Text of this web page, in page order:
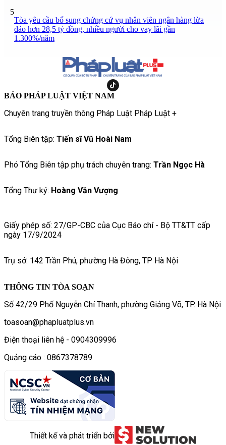
5
Tòa yêu cầu bổ sung chứng cứ vụ nhân viên ngân hàng lừa
đảo hơn 28,5 tỷ đồng, nhiều người cho vay lãi gần
1.300%/năm
BÁO PHÁP LUẬT VIỆT NAM
Chuyên trang truyền thông Pháp Luật Pháp Luật +
Tổng Biên tập: Tiến sĩ Vũ Hoài Nam
Phó Tổng Biên tập phụ trách chuyên trang: Trần Ngọc Hà
Tổng Thư ký: Hoàng Văn Vượng
Giấy phép số: 27/GP-CBC của Cục Báo chí - Bộ TT&TT cấp
ngày 17/9/2024
Trụ sở: 142 Trần Phú, phường Hà Đông, TP Hà Nội
THÔNG TIN TÒA SOẠN
Số 42/29 Phố Nguyễn Chí Thanh, phường Giảng Võ, TP. Hà Nội
toasoan@phapluatplus.vn
Điện thoại liên hệ - 0904309996
Quảng cáo : 0867378789
Thiết kế và phát triển bởi